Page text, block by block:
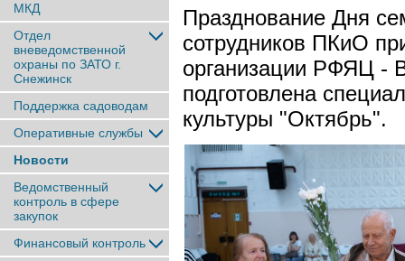
МКД
Отдел
вневедомственной
охраны по ЗАТО г.
Снежинск
Поддержка садоводам
Оперативные службы
Новости
Ведомственный
контроль в сфере
закупок
Финансовый контроль
Празднование Дня
сотрудников ПКиО
организации РФЯЦ -
подготовлена
культуры "Октябрь".